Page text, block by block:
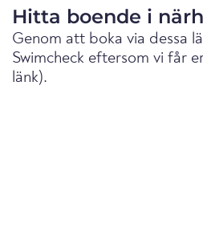
Hitta boende i
Genom att boka via dessa
Swimcheck eftersom vi får
länk).